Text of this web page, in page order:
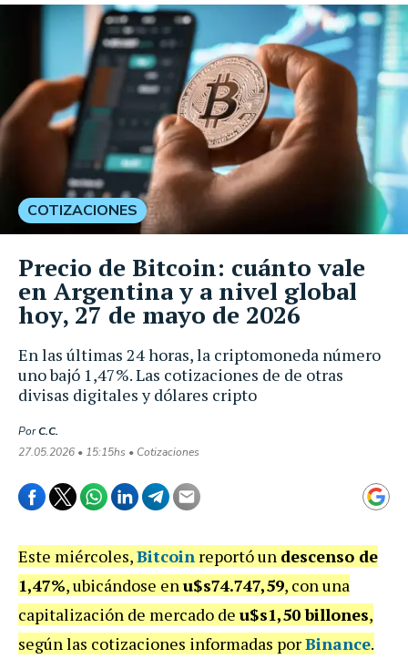
En las últimas 24 horas, la criptomoneda número
uno bajó 1,47%. Las cotizaciones de de otras
divisas digitales y dólares cripto
PorC.C.
27.05.2026 • 15:15hs • Cotizaciones
COTIZACIONES
Precio de Bitcoin: cuánto vale
en Argentina y a nivel global
hoy, 27 de mayo de 2026
Este miércoles,Bitcoin reportó un descenso de
1,47%, ubicándose enu$s74.747,59, con una
capitalización de mercado de u$s1,50 billones,
según las cotizaciones informadas porBinance.